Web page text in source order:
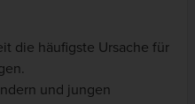
die häufigste Ursache für
und jungen